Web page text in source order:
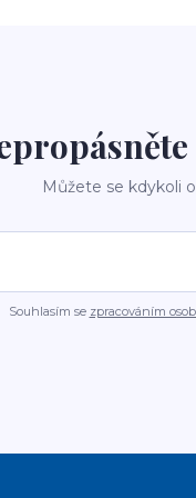
Můžete se kdykoli
Souhlasím se zpracováním